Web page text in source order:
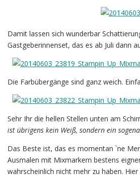
Damit lassen sich wunderbar
Gastgeberinnenset, das es ab Juli dann
Die Farbübergänge sind ganz weich.
Sehr Ihr die hellen Stellen unten am
ist übrigens kein Weiß, sondern ein
Das Beste ist, das es momentan `ne
Ausmalen mit Mixmarkern bestens
wahrscheinlich nicht mehr zu haben.